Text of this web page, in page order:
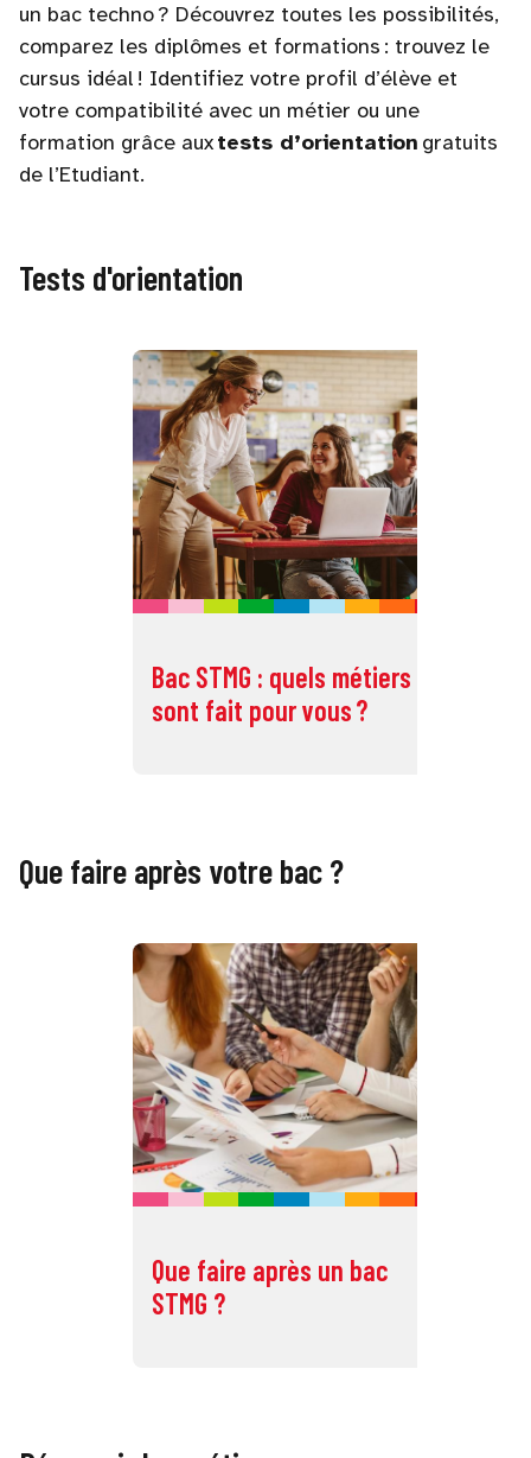
un bac techno ? Découvrez toutes les possibilités,
comparez les diplômes et formations : trouvez le
cursus idéal ! Identifiez votre profil d’élève et
votre compatibilité avec un métier ou une
formation grâce auxtests d’orientation gratuits
de l’Etudiant.
Tests d'orientation
Bac STMG : quels métiers
sont fait pour vous ?
Que faire après votre bac ?
Que faire après un bac
STMG ?